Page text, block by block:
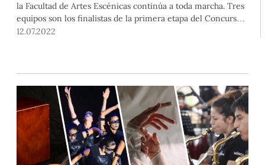
la Facultad de Artes Escénicas continúa a toda marcha. Tres
equipos son los finalistas de la primera etapa del Concurso
Privado del Proyecto Arquitectónico.
12.07.2022